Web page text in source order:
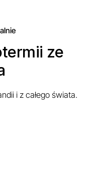
ze
i z całego świata.